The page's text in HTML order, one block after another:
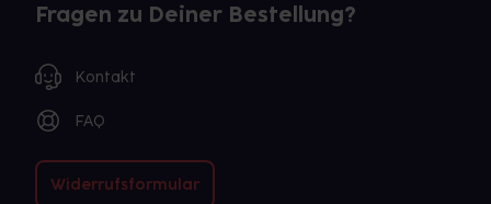
Fragen zu Deiner Bestellung?
Kontakt
FAQ
Widerrufsformular